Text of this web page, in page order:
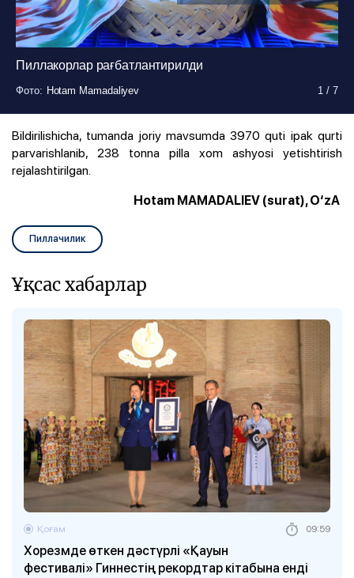
Пиллакорлар рағбатлантирилди
Фото: Hotam Mamadaliyev 1 /7
Фото: Hotam Mamadaliyev 1 /7
Фото: Hotam Mamadaliyev 1 /7
Фото: Hotam Mamadaliyev 1 /7
Фото: Hotam Mamadaliyev 1 /7
Фото: Hotam Mamadaliyev 1 /7
Фото: Hotam Mamadaliyev 1 /7
Bildirilishicha, tumanda joriy mavsumda 3970 quti ipak qurti
parvarishlanib, 238 tonna pilla xom ashyosi yetishtirish
rejalashtirilgan.
Hotam MAMADALIEV (surat), O‘zA
Пиллачилик
Ұқсас хабарлар
Хорезмде өткен дәстүрлі «Қауын
фестивалі» Гиннестің рекордтар кітабына енді
Қоғам 09:59